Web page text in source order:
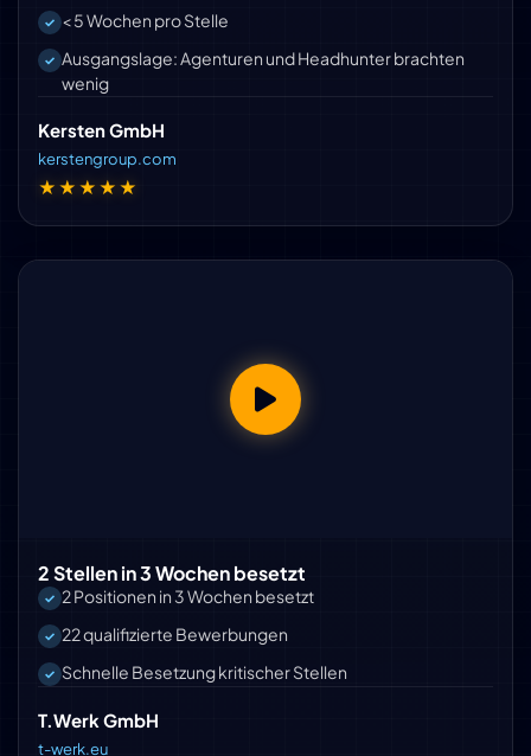
< 5 Wochen pro Stelle
Ausgangslage: Agenturen und Headhunter brachten
wenig
Kersten GmbH
kerstengroup.com
★★★★★
2 Stellen in 3 Wochen besetzt
2 Positionen in 3 Wochen besetzt
22 qualifizierte Bewerbungen
Schnelle Besetzung kritischer Stellen
T.Werk GmbH
t-werk.eu